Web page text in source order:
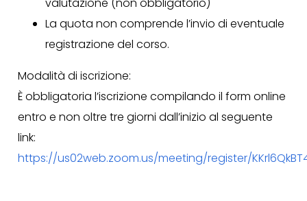
valutazione (non obbligatorio)
La quota non comprende l’invio di eventuale
registrazione del corso.
Modalità di iscrizione:
È obbligatoria l’iscrizione compilando il form online
entro e non oltre tre giorni dall’inizio al seguente
link:
https://us02web.zoom.us/meeting/register/